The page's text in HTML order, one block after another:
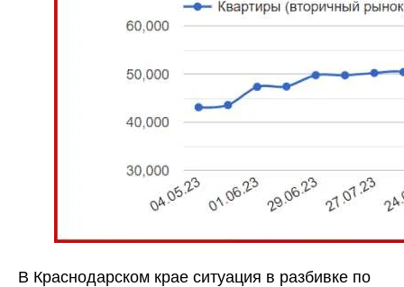
В Краснодарском крае ситуация в разбивке по